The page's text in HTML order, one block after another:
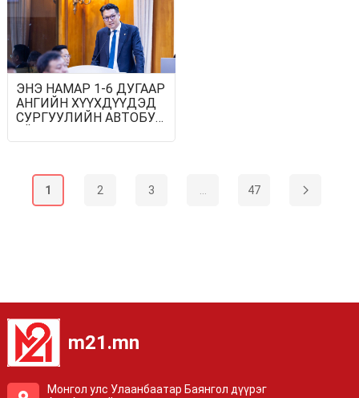
ЭНЭ НАМАР 1-6 ДУГААР
АНГИЙН ХҮҮХДҮҮДЭД
СУРГУУЛИЙН АВТОБУС
1 2 3 47
m21.mn
Монгол улс Улаанбаатар Баянгол дүүрэг